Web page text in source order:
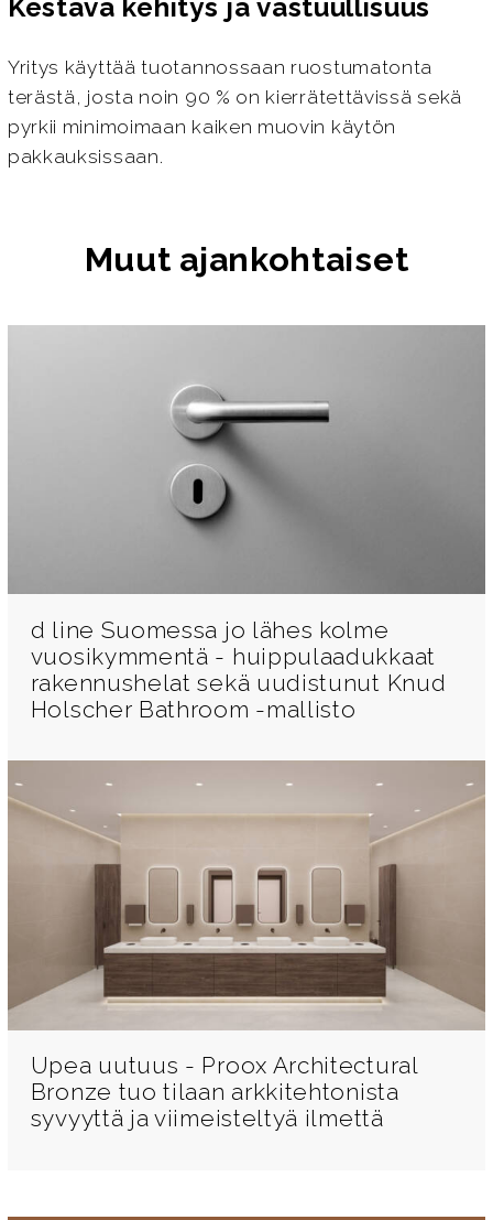
Kestävä kehitys ja vastuullisuus
Yritys käyttää tuotannossaan ruostumatonta
terästä, josta noin 90 % on kierrätettävissä sekä
pyrkii minimoimaan kaiken muovin käytön
pakkauksissaan.
Muut ajankohtaiset
d line Suomessa jo lähes kolme
vuosikymmentä - huippulaadukkaat
rakennushelat sekä uudistunut Knud
Holscher Bathroom -mallisto
Upea uutuus - Proox Architectural
Bronze tuo tilaan arkkitehtonista
syvyyttä ja viimeisteltyä ilmettä